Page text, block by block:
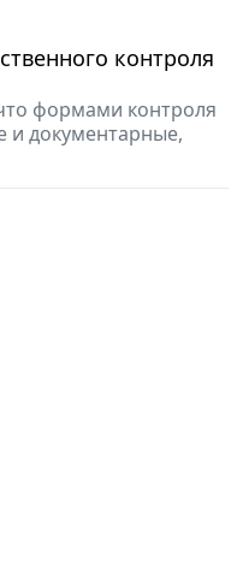
контроля
формами контроля
и документарные,